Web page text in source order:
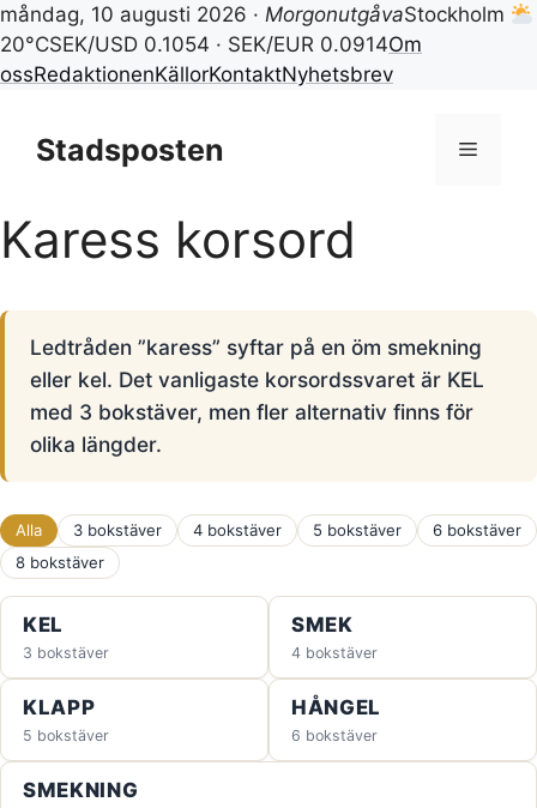
måndag, 10 augusti 2026 · MorgonutgåvaStockholm
20°CSEK/USD 0.1054 · SEK/EUR 0.0914Om
ossRedaktionenKällorKontaktNyhetsbrev
innehållStadsposten Meny
Karess korsord
Ledtråden ”karess” syftar på en öm smekning
eller kel. Det vanligaste korsordssvaret är KEL
med 3 bokstäver, men fler alternativ finns för
olika längder.
Alla 3 bokstäver 4 bokstäver 5 bokstäver
6 bokstäver
8 bokstäver
KEL
3 bokstäver
SMEK
4 bokstäver
KLAPP
5 bokstäver
HÅNGEL
6 bokstäver
SMEKNING